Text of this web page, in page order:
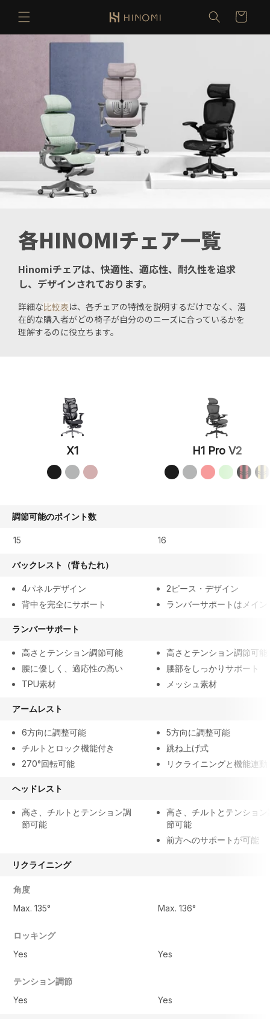
ンツに
進む
ー
各HINOMIチェア一覧
Hinomiチェアは、快適性、適応性、耐久性を追求
し、デザインされております。
詳細な比較表は、各チェアの特徴を説明するだけでなく、潜
在的な購入者がどの椅子が自分ののニーズに合っているかを
理解するのに役立ちます。
X1 H1 Pro V2
調節可能のポイント数
15 16
バックレスト（背もたれ）
4パネルデザイン
背中を完全にサポート
2ピース・デザイン
ランバーサポートはメイン
ランバーサポート
高さとテンション調節可能
腰に優しく、適応性の高い
TPU素材
高さとテンション調節可能
腰部をしっかりサポート
メッシュ素材
アームレスト
6方向に調整可能
チルトとロック機能付き
270°回転可能
5方向に調整可能
跳ね上げ式
リクライニングと機能連動
ヘッドレスト
高さ、チルトとテンション調
節可能
高さ、チルトとテンション
節可能
前方へのサポートが可能
リクライニング
角度
Max. 135°
Max. 136°
ロッキング
Yes
Yes
テンション調節
Yes
Yes